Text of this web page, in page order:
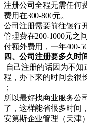
注册公司全程无需任何
费用在300-800元。
公司注册需要前往银行
管理费在200-1000元之
付额外费用，一年400-
四、公司注册要多久时
自己注册的话因为不
程，办下来的时间会很
；
所以最好找商业服务公
了，这样能省很多时间
安第斯企业管理（天津